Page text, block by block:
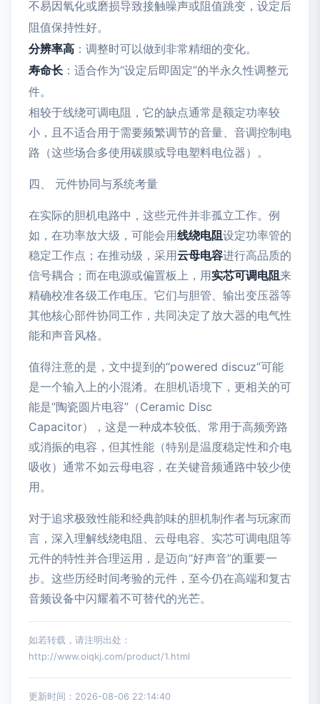
不易因氧化或磨损导致接触噪声或阻值跳变，设定后
阻值保持性好。
分辨率高 ：调整时可以做到非常精细的变化。
寿命长 ：适合作为“设定后即固定”的半永久性调整元
件。
相较于线绕可调电阻，它的缺点通常是额定功率较
小，且不适合用于需要频繁调节的音量、音调控制电
路（这些场合多使用碳膜或导电塑料电位器）。
四、 元件协同与系统考量
在实际的胆机电路中，这些元件并非孤立工作。例
如，在功率放大级，可能会用线绕电阻设定功率管的
稳定工作点；在推动级，采用云母电容进行高品质的
信号耦合；而在电源或偏置板上，用实芯可调电阻来
精确校准各级工作电压。它们与胆管、输出变压器等
其他核心部件协同工作，共同决定了放大器的电气性
能和声音风格。
值得注意的是，文中提到的“powered discuz”可能
是一个输入上的小混淆。在胆机语境下，更相关的可
能是“陶瓷圆片电容”（Ceramic Disc
Capacitor），这是一种成本较低、常用于高频旁路
或消振的电容，但其性能（特别是温度稳定性和介电
吸收）通常不如云母电容，在关键音频通路中较少使
用。
对于追求极致性能和经典韵味的胆机制作者与玩家而
言，深入理解线绕电阻、云母电容、实芯可调电阻等
元件的特性并合理运用，是迈向“好声音”的重要一
步。这些历经时间考验的元件，至今仍在高端和复古
音频设备中闪耀着不可替代的光芒。
如若转载，请注明出处：
http://www.oiqkj.com/product/1.html
更新时间：2026-08-06 22:14:40